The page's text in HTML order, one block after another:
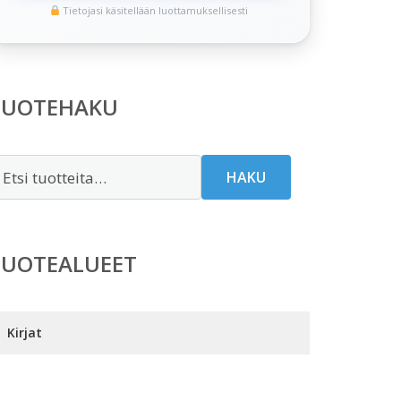
Tietojasi käsitellään luottamuksellisesti
HAKU
Kirjat